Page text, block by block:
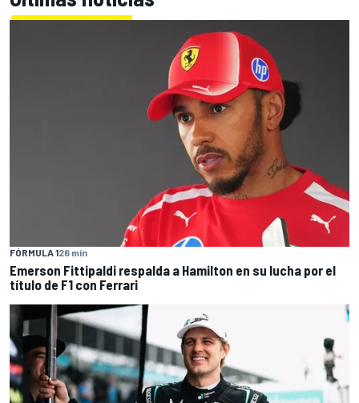
FÓRMULA 126 min
Emerson Fittipaldi respalda a Hamilton en su lucha por el
título de F1 con Ferrari